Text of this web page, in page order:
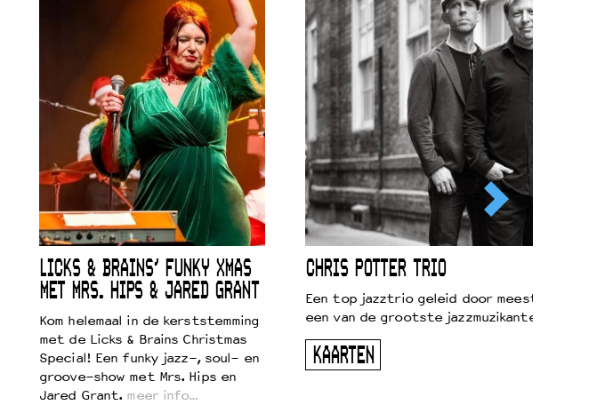
LICKS & BRAINS’ FUNKY XMAS
MET MRS. HIPS & JARED GRANT
Kom helemaal in de kerststemming
met de Licks & Brains Christmas
Special! Een funky jazz-, soul- en
groove-show met Mrs. Hips en
Jared Grant. meer info…
CHRIS POTTER TRIO
Een top jazztrio geleid door
een van de grootste jazzmuzikanten van zijn
KAARTEN